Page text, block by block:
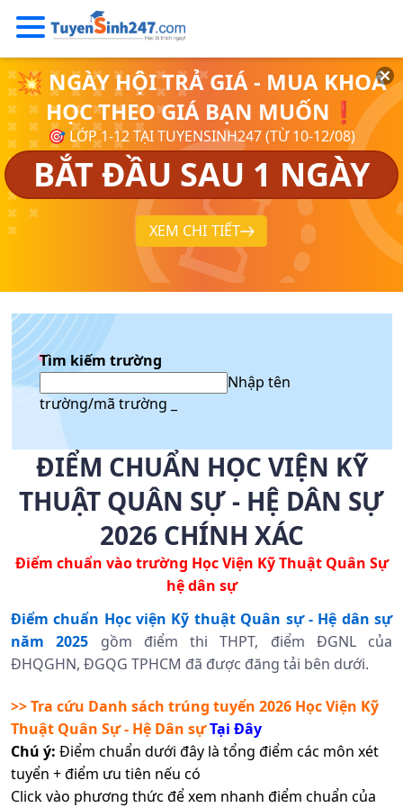
💥 NGÀY HỘI TRẢ GIÁ - MUA KHOÁ
HỌC THEO GIÁ BẠN MUỐN❗
🎯 LỚP 1-12 TẠI TUYENSINH247 (TỪ 10-12/08)
BẮT ĐẦU SAU 1 NGÀY
XEM CHI TIẾT
Tìm kiếm trường
Nhập tên
trường/mã trường _
ĐIỂM CHUẨN HỌC VIỆN KỸ
THUẬT QUÂN SỰ - HỆ DÂN SỰ
2026 CHÍNH XÁC
Điểm chuẩn vào trường Học Viện Kỹ Thuật Quân Sự
hệ dân sự
Điểm chuẩn Học viện Kỹ thuật Quân sự - Hệ dân sự
năm 2025 gồm điểm thi THPT, điểm ĐGNL của
ĐHQGHN, ĐGQG TPHCM đã được đăng tải bên dưới.
>> Tra cứu Danh sách trúng tuyển 2026 Học Viện Kỹ
Thuật Quân Sự - Hệ Dân sựTại Đây
Chú ý: Điểm chuẩn dưới đây là tổng điểm các môn xét
tuyển + điểm ưu tiên nếu có
Click vào phương thức để xem nhanh điểm chuẩn của